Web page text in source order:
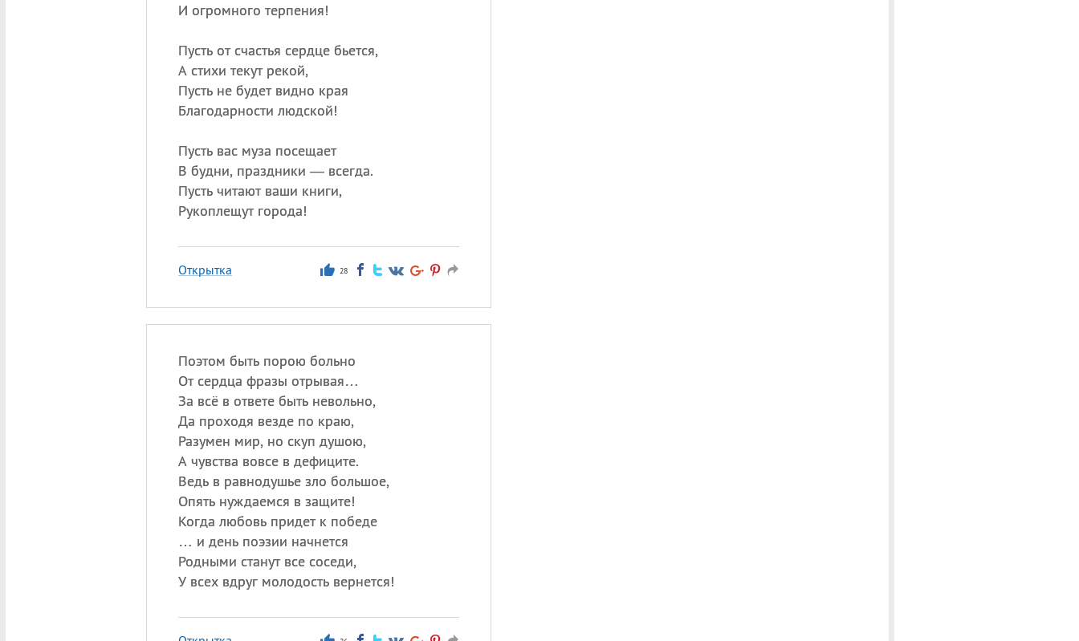
И огромного терпения!
Пусть от счастья сердце бьется,
А стихи текут рекой,
Пусть не будет видно края
Благодарности людской!
Пусть вас муза посещает
В будни, праздники — всегда.
Пусть читают ваши книги,
Рукоплещут города!
Открытка 28
Поэтом быть порою больно
От сердца фразы отрывая…
За всё в ответе быть невольно,
Да проходя везде по краю,
Разумен мир, но скуп душою,
А чувства вовсе в дефиците.
Ведь в равнодушье зло большое,
Опять нуждаемся в защите!
Когда любовь придет к победе
… и день поэзии начнется
Родными станут все соседи,
У всех вдруг молодость вернется!